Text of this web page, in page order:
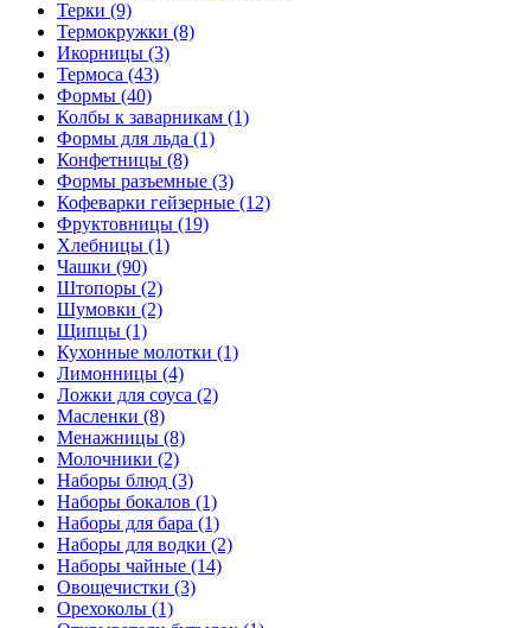
Терки (9)
Термокружки (8)
Икорницы (3)
Термоса (43)
Формы (40)
Колбы к заварникам (1)
Формы для льда (1)
Конфетницы (8)
Формы разъемные (3)
Кофеварки гейзерные (12)
Фруктовницы (19)
Хлебницы (1)
Чашки (90)
Штопоры (2)
Шумовки (2)
Щипцы (1)
Кухонные молотки (1)
Лимонницы (4)
Ложки для соуса (2)
Масленки (8)
Менажницы (8)
Молочники (2)
Наборы блюд (3)
Наборы бокалов (1)
Наборы для бара (1)
Наборы для водки (2)
Наборы чайные (14)
Овощечистки (3)
Орехоколы (1)